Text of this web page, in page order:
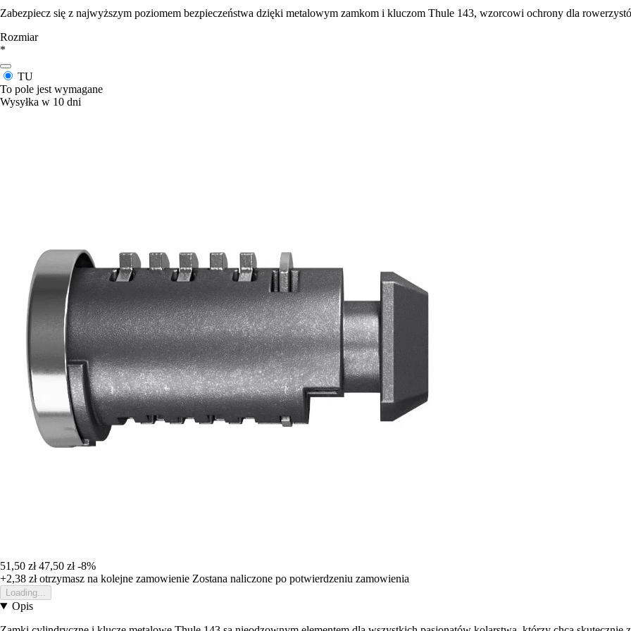
Zabezpiecz się z najwyższym poziomem bezpieczeństwa dzięki metalowym zamkom i kluczom Thule 143, wzorcowi ochrony dla
Rozmiar
*
TU
To pole jest wymagane
Wysyłka w 10 dni
51,50 zł 47,50 zł -8%
+2,38 złotrzymasz na kolejne zamowienie Zostana naliczone po potwierdzeniu zamowienia
Loading...
Opis